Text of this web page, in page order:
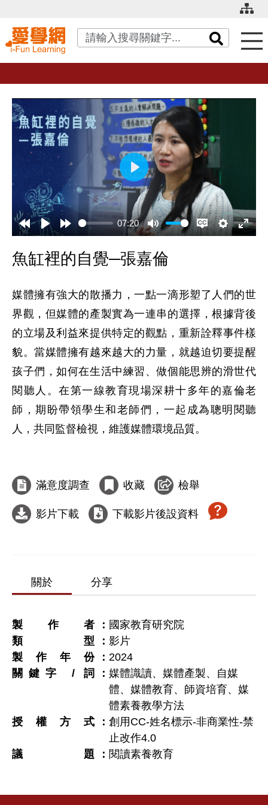
關鍵字搜尋
07:20
播
放
魚缸裡的自覺─張嘉倫
媒體擁有強大的散播力，一點一滴形塑了人們的世
界觀，但媒體的產製實為一連串的選擇，根據背後
的立場及利益來提供特定的觀點，重新詮釋事件樣
貌。當媒體擁有越來越大的力量，就越迫切要提醒
孩子們，如何在生活中練習、做個能思辨的滑世代
閱聽人。在第一線教育現場深耕十多年的嘉倫老
師，期盼帶領學生和老師們，一起成為聰明閱聽
人，共同監督檢視，維護媒體環境品質。
滿意度調查 收藏 檢舉
影片下載 下載影片後設資料
關於 分享
製作者
國家教育研究院
類型
影片
製作年份
2024
關鍵字 / 詞
媒體識讀、媒體產製、自媒
體、媒體教育、師資培育、媒
體素養教學方法
授權方式
創用CC-姓名標示-非商業性-禁
止改作4.0
議題
閱讀素養教育